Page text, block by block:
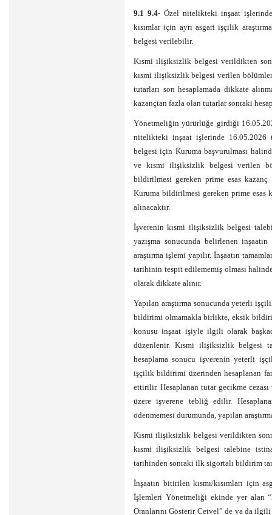
9.1 9.4- Özel nitelikteki inşaat
kısımlar için ayrı asgari işçilik
belgesi verilebilir.
Kısmi ilişiksizlik belgesi verildikten
kısmi ilişiksizlik belgesi verilen
tutarları son hesaplamada dikkate
kazançtan fazla olan tutarlar sonraki
Yönetmeliğin yürürlüğe girdiği
nitelikteki inşaat işlerinde
belgesi için Kuruma başvurulması
ve kısmi ilişiksizlik belgesi verilen
bildirilmesi gereken prime esas kazanç
Kuruma bildirilmesi gereken prime esas
alınacaktır.
İşverenin kısmi ilişiksizlik belgesi
yazışma sonucunda belirlenen
araştırma işlemi yapılır. İnşaatın
tarihinin tespit edilememiş olması
olarak dikkate alınır.
Yapılan araştırma sonucunda yeterli
bildirimi olmamakla birlikte, eksik
konusu inşaat işiyle ilgili olarak
düzenlenir. Kısmi ilişiksizlik belgesi
hesaplama sonucu işverenin yeterli
işçilik bildirimi üzerinden hesaplanan
ettirilir. Hesaplanan tutar gecikme
üzere işverene tebliğ edilir.
ödenmemesi durumunda, yapılan
Kısmi ilişiksizlik belgesi verildikten
kısmi ilişiksizlik belgesi talebine
tarihinden sonraki ilk sigortalı bildirim
İnşaatın bitirilen kısmı/kısımları için
İşlemleri Yönetmeliği ekinde yer alan
Oranlarını Gösterir Cetvel” de ya da